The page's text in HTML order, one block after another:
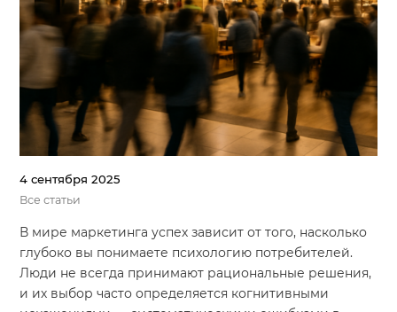
Система продаж для мебельного бизнеса
Система продаж для туристического бизнеса
Повышение конверсии сайтов
Акции
Блог
Контакты
4 сентября 2025
Все статьи
В мире маркетинга успех зависит от того, насколько
глубоко вы понимаете психологию потребителей.
Люди не всегда принимают рациональные решения,
и их выбор часто определяется когнитивными